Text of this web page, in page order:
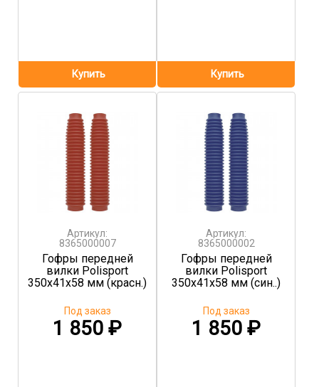
Артикул:
8365000007
Гофры передней
вилки Polisport
350x41x58 мм (красн.)
1 850 ₽
Под заказ
Артикул:
8365000002
Гофры передней
вилки Polisport
350x41x58 мм (син..)
1 850₽
Под заказ